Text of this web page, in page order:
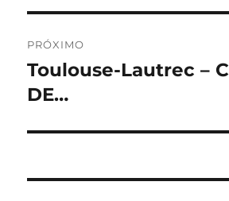
PRÓXIMO
Próximo
post:
Toulouse-Lautrec –
DE…